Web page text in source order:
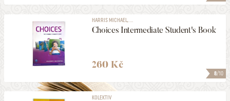
8/10
HARRIS MICHAEL, ...
Choices Intermediate Student's Book
260 Kč
KOLEKTIV